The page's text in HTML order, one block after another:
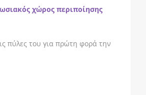
χώρος περιποίησης
πύλες του για πρώτη φορά την